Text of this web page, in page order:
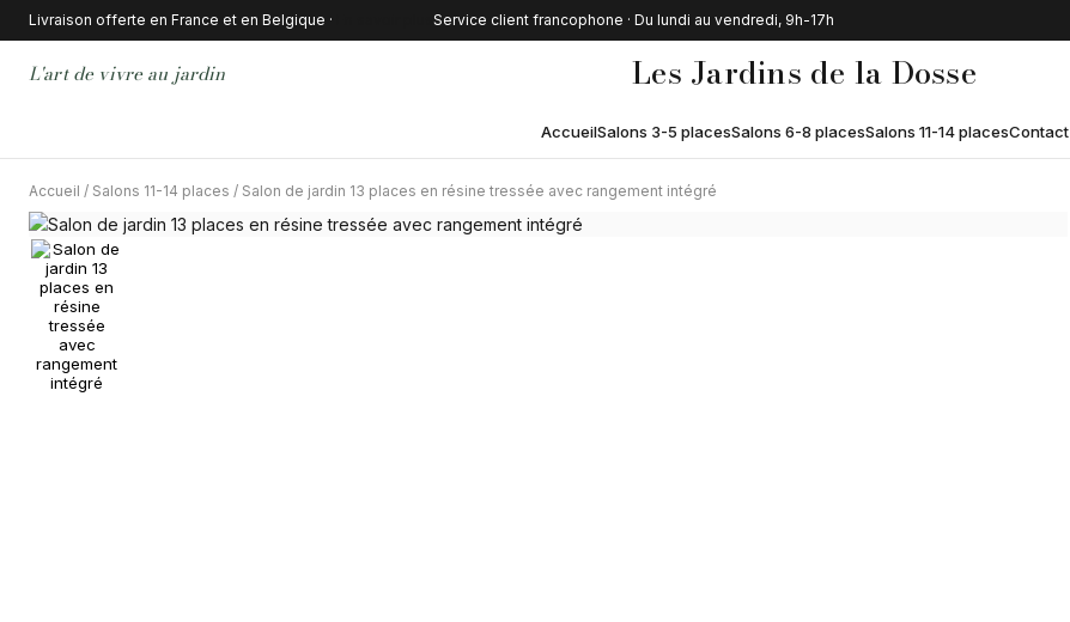
Livraison offerte en France et en Belgique · Service client francophone · Du lundi au vendredi, 9h-17h
L'art de vivre au jardin Les Jardins de la Dosse
AccueilSalons 3-5 placesSalons 6-8 placesSalons 11-14 placesContact
Accueil / Salons 11-14 places / Salon de jardin 13 places en résine tressée avec rangement intégré